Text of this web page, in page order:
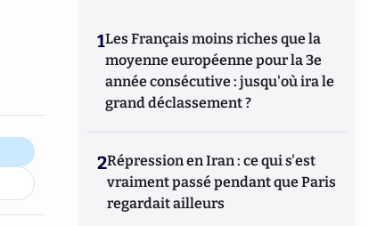
du droit des affaires en Europe. Diplômé de
Sciences Po Paris, il est également titulaire
d’une maîtrise en histoire moderne de la
Sorbonne (Paris IV).
1Les Français moins riches que la
moyenne européenne pour la 3e
année consécutive : jusqu'où ira le
grand déclassement ?
2Répression en Iran : ce qui s'est
vraiment passé pendant que Paris
regardait ailleurs